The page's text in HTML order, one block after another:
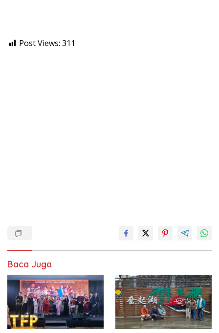
Post Views: 311
Baca Juga